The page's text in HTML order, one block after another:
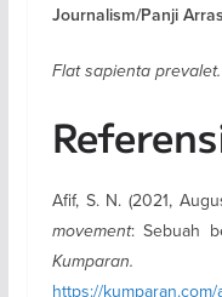
Journalism/Panji
Flat sapienta prevalet.
Afif, S. N. (2021,
movement: Sebuah
Kumparan.
https://